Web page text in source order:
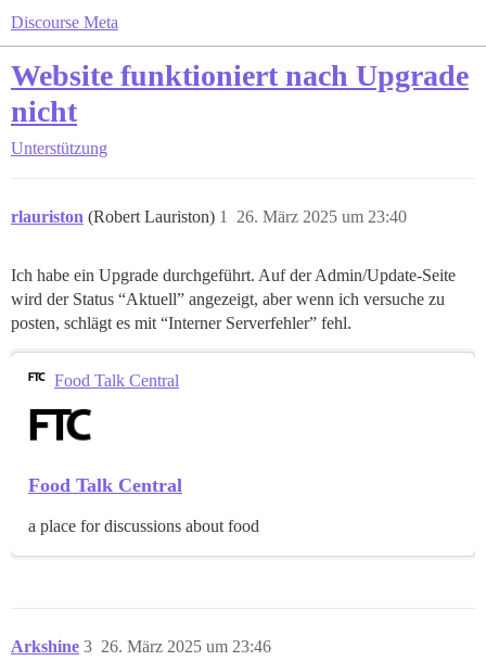
Discourse Meta
Website funktioniert nach Upgrade
nicht
Unterstützung
rlauriston (Robert Lauriston) 26. März 2025 um 23:40
1
Ich habe ein Upgrade durchgeführt. Auf der Admin/Update-Seite
wird der Status “Aktuell” angezeigt, aber wenn ich versuche zu
posten, schlägt es mit “Interner Serverfehler” fehl.
Food Talk Central
Food Talk Central
a place for discussions about food
Arkshine 26. März 2025 um 23:46
3